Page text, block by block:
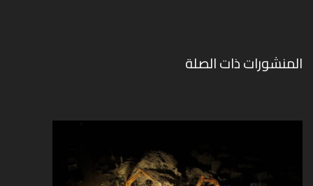
المنشورات ذات الصلة